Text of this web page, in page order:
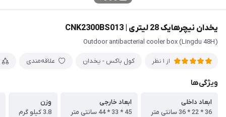
یخدان نیچرهایک 28 لیتری | CNK2300BS013
(Lingdu 48H) Outdoor antibacterial cooler box
از 1 نظر کول باکس - یخدان علاقه‌مندی
ویژگی‌ها
ابعاد داخلی
36 * 22 * 36 سانتی متر
ابعاد خارجی
45 * 33 * 44 سانتی متر
وزن
3.8 کیلو گرم